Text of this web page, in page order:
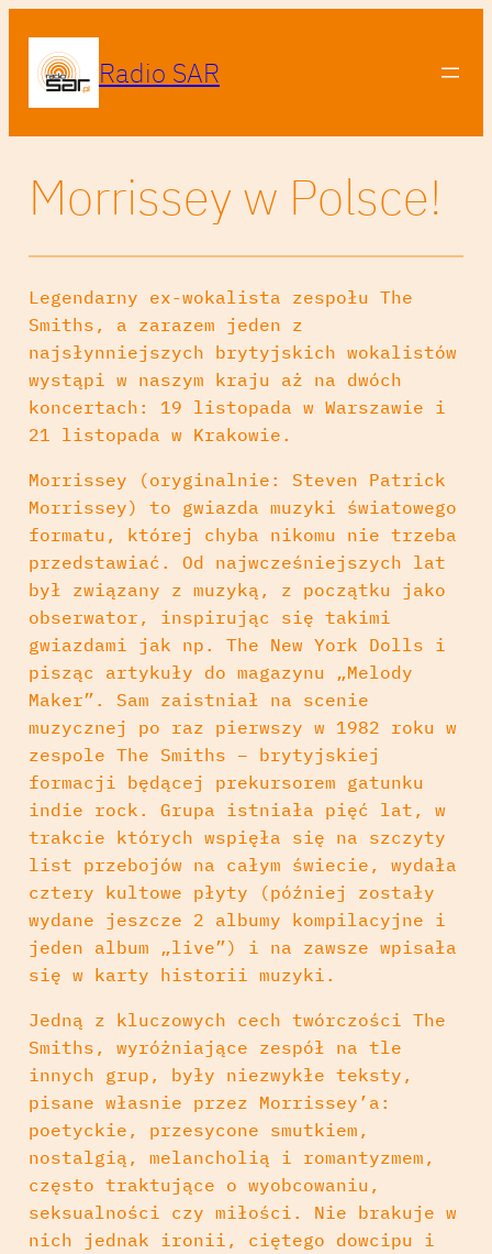
Radio SAR
Morrissey w Polsce!
Legendarny ex-wokalista zespołu The
Smiths, a zarazem jeden z
najsłynniejszych brytyjskich wokalistów
wystąpi w naszym kraju aż na dwóch
koncertach: 19 listopada w Warszawie i
21 listopada w Krakowie.
Morrissey (oryginalnie: Steven Patrick
Morrissey) to gwiazda muzyki światowego
formatu, której chyba nikomu nie trzeba
przedstawiać. Od najwcześniejszych lat
był związany z muzyką, z początku jako
obserwator, inspirując się takimi
gwiazdami jak np. The New York Dolls i
pisząc artykuły do magazynu „Melody
Maker”. Sam zaistniał na scenie
muzycznej po raz pierwszy w 1982 roku w
zespole The Smiths – brytyjskiej
formacji będącej prekursorem gatunku
indie rock. Grupa istniała pięć lat, w
trakcie których wspięła się na szczyty
list przebojów na całym świecie, wydała
cztery kultowe płyty (później zostały
wydane jeszcze 2 albumy kompilacyjne i
jeden album „live”) i na zawsze wpisała
się w karty historii muzyki.
Jedną z kluczowych cech twórczości The
Smiths, wyróżniające zespół na tle
innych grup, były niezwykłe teksty,
pisane własnie przez Morrissey’a:
poetyckie, przesycone smutkiem,
nostalgią, melancholią i romantyzmem,
często traktujące o wyobcowaniu,
seksualności czy miłości. Nie brakuje w
nich jednak ironii, ciętego dowcipu i